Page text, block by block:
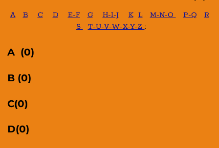
A B C D E-F G H-I-J K L M-N-O P-Q
R
S
T-U-V-W-X-Y-Z :
A (0)
B (0)
C(0)
D(0)